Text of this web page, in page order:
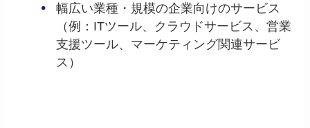
幅広い業種・規模の企業向けのサービス
（例：ITツール、クラウドサービス、営業
支援ツール、マーケティング関連サービ
ス）